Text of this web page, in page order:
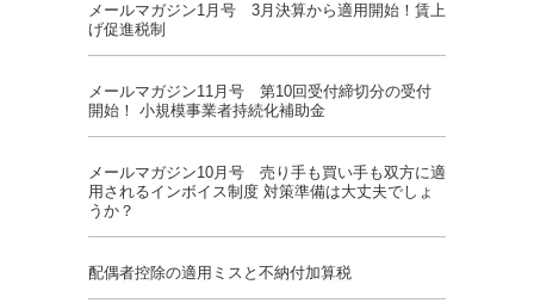
メールマガジン1月号 3月決算から適用開始！賃上
げ促進税制
メールマガジン11月号 第10回受付締切分の受付
開始！ 小規模事業者持続化補助金
メールマガジン10月号 売り手も買い手も双方に適
用されるインボイス制度 対策準備は大丈夫でしょ
うか？
配偶者控除の適用ミスと不納付加算税